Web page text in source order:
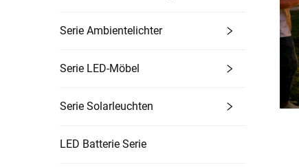
Serie Ambientelichter
Serie LED-Möbel
Serie Solarleuchten
LED Batterie Serie